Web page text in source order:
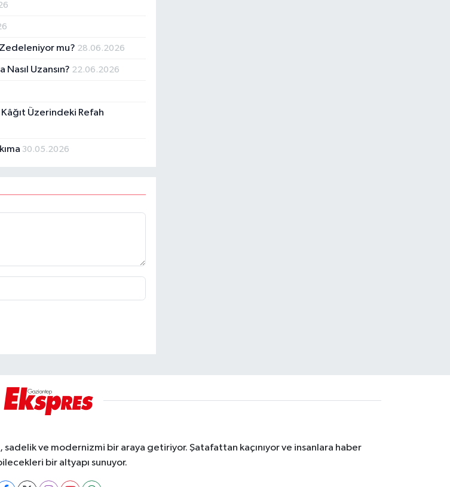
Zedeleniyor mu? 28.06.2026
Uzansın? 22.06.2026
Üzerindeki Refah
30.05.2026
ve modernizmi bir araya getiriyor. Şatafattan kaçınıyor ve insanlara haber
bir altyapı sunuyor.